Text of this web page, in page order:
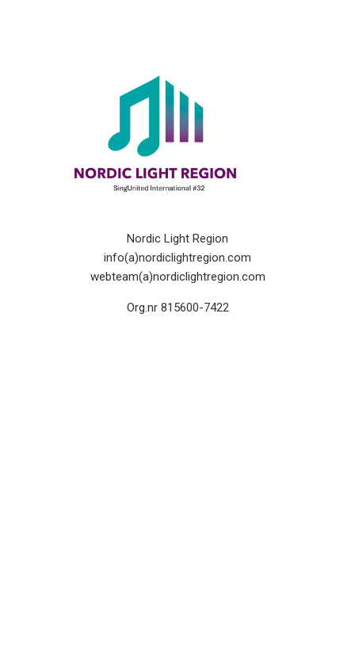
Nordic Light Region
info(a)nordiclightregion.com
webteam(a)nordiclightregion.com
Org.nr 815600-7422